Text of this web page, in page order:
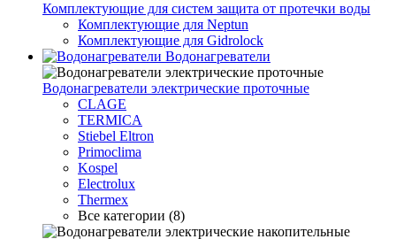
Комплектующие для систем защита от протечки воды
Комплектующие для Neptun
Комплектующие для Gidrolock
Водонагреватели
Водонагреватeли электрические проточные
CLAGE
TERMICA
Stiebel Eltron
Primoclima
Kospel
Electrolux
Thermex
Все категории (8)